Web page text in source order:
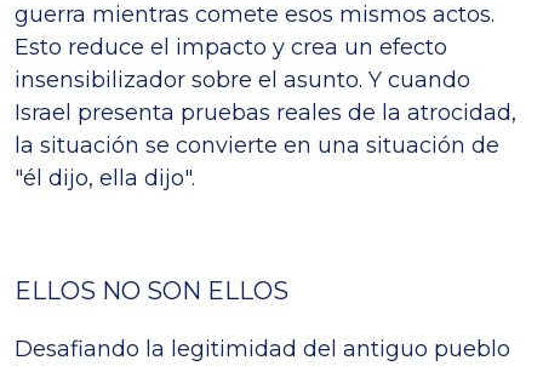
guerra mientras comete esos mismos actos.
Esto reduce el impacto y crea un efecto
insensibilizador sobre el asunto. Y cuando
Israel presenta pruebas reales de la atrocidad,
la situación se convierte en una situación de
"él dijo, ella dijo".
ELLOS NO SON ELLOS
Desafiando la legitimidad del antiguo pueblo